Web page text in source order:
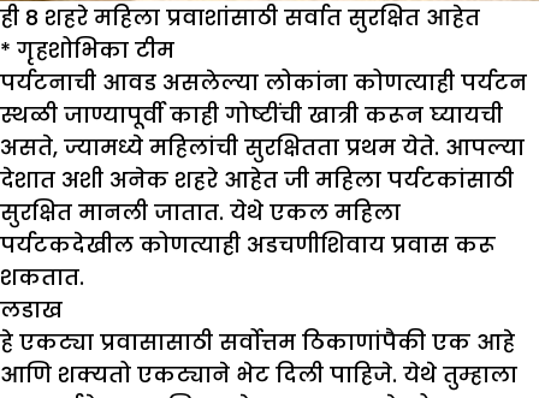
ही 8 शहरे महिला प्रवाशांसाठी सर्वात सुरक्षित आहेत
* गृहशोभिका टीम
पर्यटनाची आवड असलेल्या लोकांना कोणत्याही पर्यटन
स्थळी जाण्यापूर्वी काही गोष्टींची खात्री करून घ्यायची
असते, ज्यामध्ये महिलांची सुरक्षितता प्रथम येते. आपल्या
देशात अशी अनेक शहरे आहेत जी महिला पर्यटकांसाठी
सुरक्षित मानली जातात. येथे एकल महिला
पर्यटकदेखील कोणत्याही अडचणीशिवाय प्रवास करू
शकतात.
लडाख
हे एकट्या प्रवासासाठी सर्वोत्तम ठिकाणांपैकी एक आहे
आणि शक्यतो एकट्याने भेट दिली पाहिजे. येथे तुम्हाला